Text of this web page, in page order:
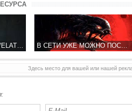
НОВЫЙ ТРЕЙЛЕР REVELATIONS 2 ПОЯВИЛСЯ В СЕТИ В СЕТИ УЖЕ МОЖНО ПОСМОТРЕТЬ ТРЕЙЛЕР К ИГРЕ EVOLVE
Здесь место для вашей или нашей